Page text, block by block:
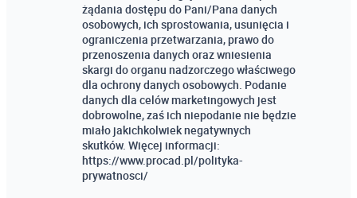
żądania dostępu do Pani/Pana danych
osobowych, ich sprostowania, usunięcia i
ograniczenia przetwarzania, prawo do
przenoszenia danych oraz wniesienia
skargi do organu nadzorczego właściwego
dla ochrony danych osobowych. Podanie
danych dla celów marketingowych jest
dobrowolne, zaś ich niepodanie nie będzie
miało jakichkolwiek negatywnych
skutków. Więcej informacji:
https://www.procad.pl/polityka-
prywatnosci/